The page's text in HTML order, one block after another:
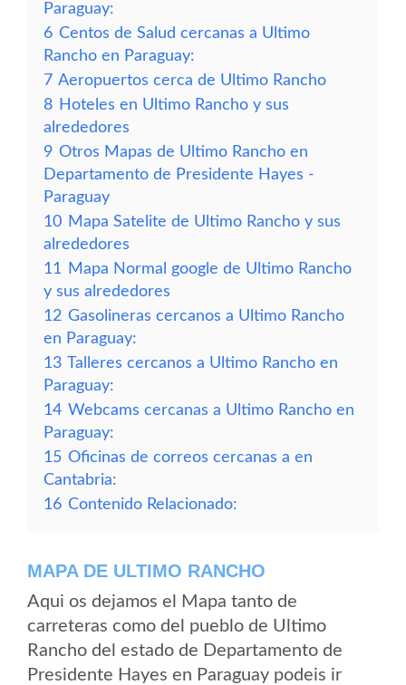
Paraguay:
6 Centos de Salud cercanas a Ultimo
Rancho en Paraguay:
7 Aeropuertos cerca de Ultimo Rancho
8 Hoteles en Ultimo Rancho y sus
alrededores
9 Otros Mapas de Ultimo Rancho en
Departamento de Presidente Hayes -
Paraguay
10 Mapa Satelite de Ultimo Rancho y sus
alrededores
11
Mapa Normal google de Ultimo Rancho
y sus alrededores
12 Gasolineras cercanos a Ultimo Rancho
en Paraguay:
13 Talleres cercanos a Ultimo Rancho en
Paraguay:
14 Webcams cercanas a Ultimo Rancho en
Paraguay:
15 Oficinas de correos cercanas a en
Cantabria:
16 Contenido Relacionado:
MAPA DE ULTIMO RANCHO
Aqui os dejamos el Mapa tanto de
carreteras como del pueblo de Ultimo
Rancho del estado de Departamento de
Presidente Hayes en Paraguay podeis ir